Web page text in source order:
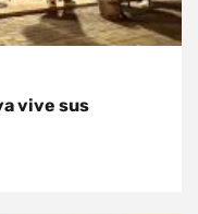
vive sus